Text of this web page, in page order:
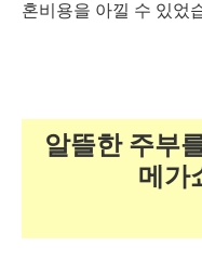
혼비용을 아낄 수 있었
알뜰한 주부
메가